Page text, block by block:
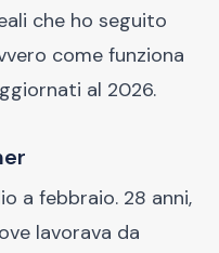
che ho seguito
come funziona
al 2026.
a febbraio. 28 anni,
lavorava da